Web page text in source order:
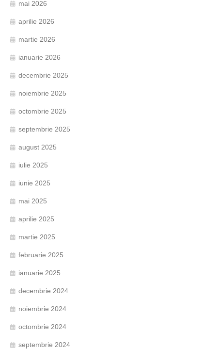
mai 2026
aprilie 2026
martie 2026
ianuarie 2026
decembrie 2025
noiembrie 2025
octombrie 2025
septembrie 2025
august 2025
iulie 2025
iunie 2025
mai 2025
aprilie 2025
martie 2025
februarie 2025
ianuarie 2025
decembrie 2024
noiembrie 2024
octombrie 2024
septembrie 2024